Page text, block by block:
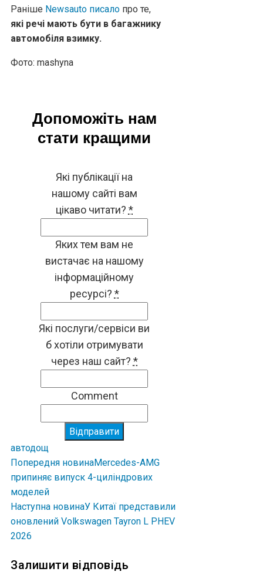
Раніше Newsauto писало про те,
які речі мають бути в багажнику
автомобіля взимку.
Фото: mashyna
Допоможіть нам
стати кращими
Які публікації на
нашому сайті вам
цікаво читати? *
Яких тем вам не
вистачає на нашому
інформаційному
ресурсі? *
Які послуги/сервіси ви
б хотіли отримувати
через наш сайт? *
Comment
Відправити
автодощ
Попередня новинаMercedes-AMG
припиняє випуск 4-циліндрових
моделей
Наступна новинаУ Китаї представили
оновлений Volkswagen Tayron L PHEV
2026
Залишити відповідь